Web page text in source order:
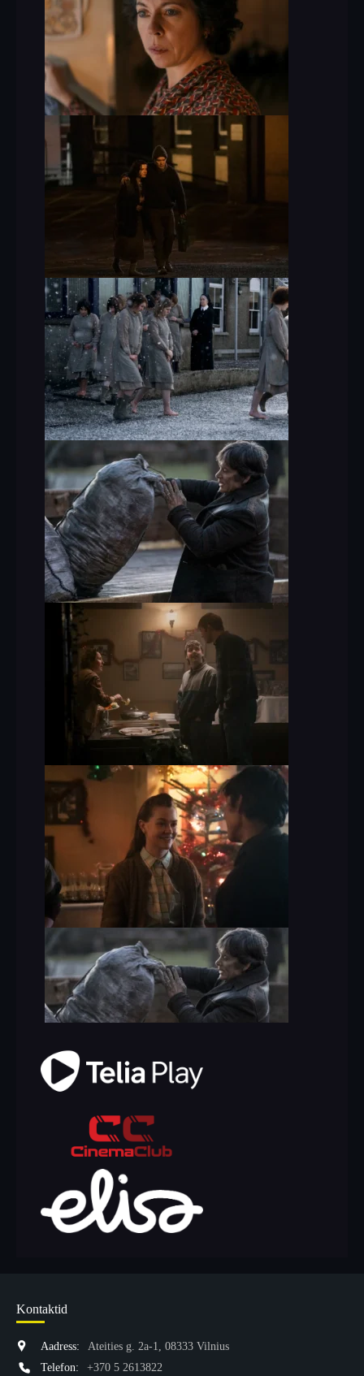
Kontaktid
Aadress:
Ateities g. 2a-1, 08333 Vilnius
Telefon:
+370 5 2613822